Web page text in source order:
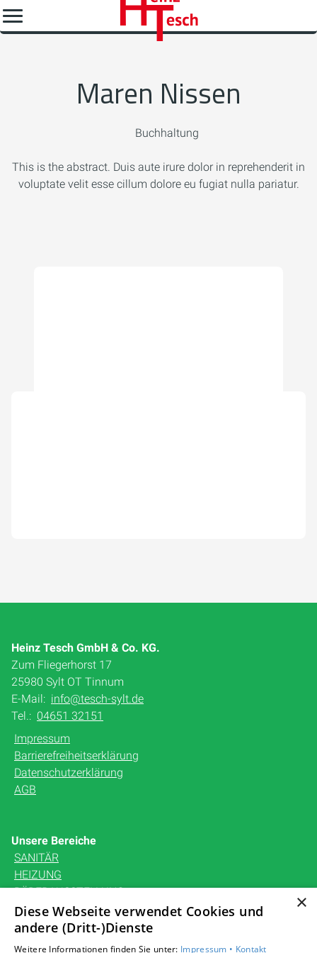
Maren Nissen
Buchhaltung
This is the abstract. Duis aute irure dolor in reprehenderit in
voluptate velit esse cillum dolore eu fugiat nulla pariatur.
Heinz Tesch GmbH & Co. KG.
Zum Fliegerhorst 17
25980 Sylt OT Tinnum
E-Mail: info@tesch-sylt.de
Tel.: 04651 32151
Impressum
Barrierefreiheitserklärung
Datenschutzerklärung
AGB
Unsere Bereiche
SANITÄR
HEIZUNG
BÄDERAUSSTELLUNG
KARRIERE
UNTERNEHMEN
KONTAKT
×
Diese Webseite verwendet Cookies und
andere (Dritt-)Dienste
Weitere Informationen finden Sie unter: Impressum • Kontakt